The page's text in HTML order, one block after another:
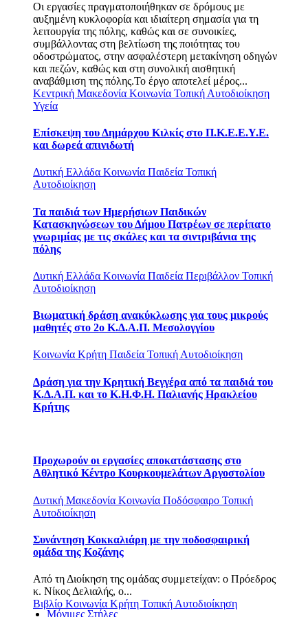
Οι εργασίες πραγματοποιήθηκαν σε δρόμους με
αυξημένη κυκλοφορία και ιδιαίτερη σημασία για τη
λειτουργία της πόλης, καθώς και σε συνοικίες,
συμβάλλοντας στη βελτίωση της ποιότητας του
οδοστρώματος, στην ασφαλέστερη μετακίνηση οδηγών
και πεζών, καθώς και στη συνολική αισθητική
αναβάθμιση της πόλης.Το έργο αποτελεί μέρος...
Κεντρική Μακεδονία Κοινωνία Τοπική Αυτοδιοίκηση
Υγεία
Επίσκεψη του Δημάρχου Κιλκίς στο Π.Κ.Ε.Ε.Υ.Ε.
και δωρεά απινιδωτή
Δυτική Ελλάδα Κοινωνία Παιδεία Τοπική
Αυτοδιοίκηση
Τα παιδιά των Ημερήσιων Παιδικών
Κατασκηνώσεων του Δήμου Πατρέων σε περίπατο
γνωριμίας με τις σκάλες και τα σιντριβάνια της
πόλης
Δυτική Ελλάδα Κοινωνία Παιδεία Περιβάλλον Τοπική
Αυτοδιοίκηση
Βιωματική δράση ανακύκλωσης για τους μικρούς
μαθητές στο 2ο Κ.Δ.Α.Π. Μεσολογγίου
Κοινωνία Κρήτη Παιδεία Τοπική Αυτοδιοίκηση
Δράση για την Κρητική Βεγγέρα από τα παιδιά του
Κ.Δ.Α.Π. και το Κ.Η.Φ.Η. Παλιανής Ηρακλείου
Κρήτης
Προχωρούν οι εργασίες αποκατάστασης στο
Αθλητικό Κέντρο Κουρκουμελάτων Αργοστολίου
Δυτική Μακεδονία Κοινωνία Ποδόσφαιρο Τοπική
Αυτοδιοίκηση
Συνάντηση Κοκκαλιάρη με την ποδοσφαιρική
ομάδα της Κοζάνης
Από τη Διοίκηση της ομάδας συμμετείχαν: o Πρόεδρος
κ. Νίκος Δελιαλής, ο...
Βιβλίο Κοινωνία Κρήτη Τοπική Αυτοδιοίκηση
Μόνιμες Στήλες